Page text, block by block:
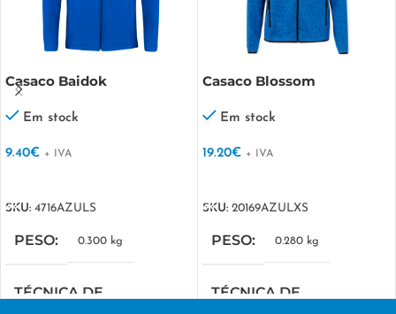
Casaco Baidok
Em stock
9.40€ + IVA
SKU: 4716AZULS
PESO 0.300 kg
TÉCNICA DE
Casaco Blossom
Em stock
19.20€ + IVA
SKU: 20169AZULXS
PESO 0.280 kg
TÉCNICA DE